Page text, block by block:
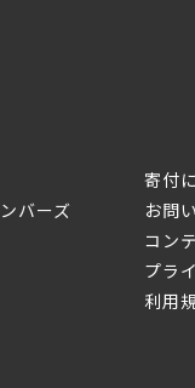
バーズ
寄付
お問
コン
プラ
利用